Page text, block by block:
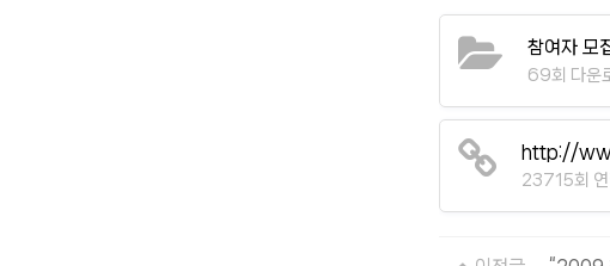
참여자 모
69회 다운
http://
23715회 연